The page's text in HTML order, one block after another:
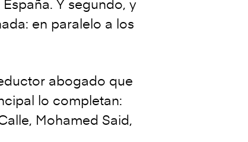
Y segundo, y
en paralelo a los
abogado que
lo completan:
Mohamed Said,